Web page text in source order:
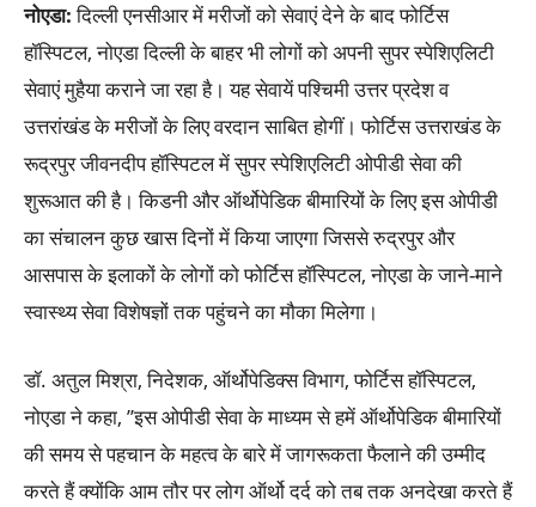
नोएडा:दिल्ली एनसीआर में मरीजों को सेवाएं देने के बाद फोर्टिस
हॉस्पिटल, नोएडा दिल्ली के बाहर भी लोगों को अपनी सुपर स्पेशिएलिटी
सेवाएं मुहैया कराने जा रहा है। यह सेवायें पश्चिमी उत्तर प्रदेश व
उत्तरांखंड के मरीजों के लिए वरदान साबित होगीं। फोर्टिस उत्तराखंड के
रूद्रपुर जीवनदीप हॉस्पिटल में सुपर स्पेशिएलिटी ओपीडी सेवा की
शुरूआत की है। किडनी और ऑर्थोपेडिक बीमारियों के लिए इस ओपीडी
का संचालन कुछ खास दिनों में किया जाएगा जिससे रुद्रपुर और
आसपास के इलाकों के लोगों को फोर्टिस हॉस्पिटल, नोएडा के जाने-माने
स्वास्थ्य सेवा विशेषज्ञों तक पहुंचने का मौका मिलेगा।
डॉ. अतुल मिश्रा, निदेशक, ऑर्थोपेडिक्स विभाग, फोर्टिस हॉस्पिटल,
नोएडा ने कहा, ’’इस ओपीडी सेवा के माध्यम से हमें ऑर्थोपेडिक बीमारियों
की समय से पहचान के महत्व के बारे में जागरूकता फैलाने की उम्मीद
करते हैं क्योंकि आम तौर पर लोग ऑर्थो दर्द को तब तक अनदेखा करते हैं